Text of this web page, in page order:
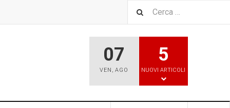
07
VEN , AGO
5
NUOVI ARTICOLI